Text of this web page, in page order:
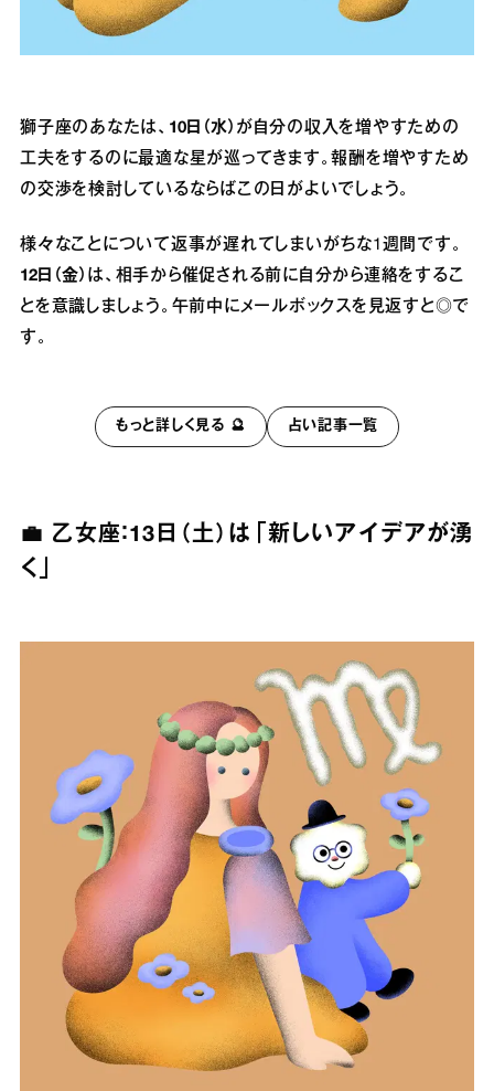
獅子座のあなたは、 10日（水） が自分の収入を増やすための
工夫をするのに最適な星が巡ってきます。報酬を増やすため
の交渉を検討しているならばこの日がよいでしょう。
様々なことについて返事が遅れてしまいがちな1週間です。
12日（金） は、相手から催促される前に自分から連絡をするこ
とを意識しましょう。午前中にメールボックスを見返すと◎で
す。
もっと詳しく見る 🔮 占い記事一覧
💼 乙女座：13日（土）は「新しいアイデアが湧
く」